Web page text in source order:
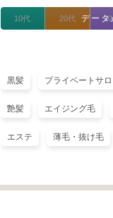
データ
10代 20代
黒髪 プライベートサ
艶髪 エイジング毛
エステ 薄毛・抜け毛